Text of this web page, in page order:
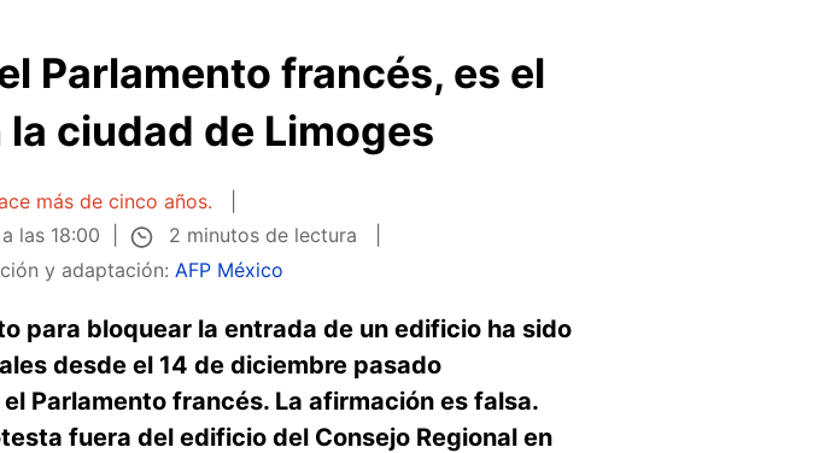
Parlamento francés, es el
ciudad de Limoges
más de cinco años.
las 18:00
2 minutos de lectura
y adaptación: AFP México
para bloquear la entrada de un edificio ha sido
desde el 14 de diciembre pasado
el Parlamento francés. La afirmación es falsa.
fuera del edificio del Consejo Regional en